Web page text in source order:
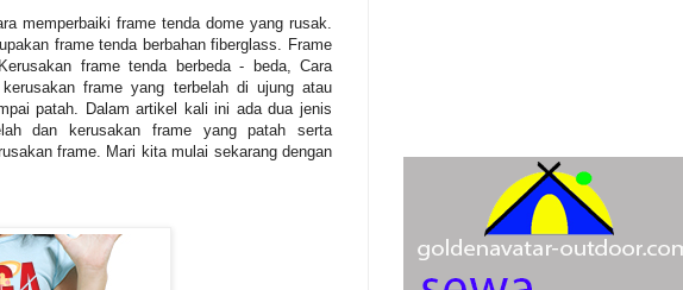
memperbaiki frame tenda dome yang rusak.
frame tenda berbahan fiberglass. Frame
frame tenda berbeda - beda, Cara
frame yang terbelah di ujung atau
patah. Dalam artikel kali ini ada dua jenis
dan kerusakan frame yang patah serta
frame. Mari kita mulai sekarang dengan